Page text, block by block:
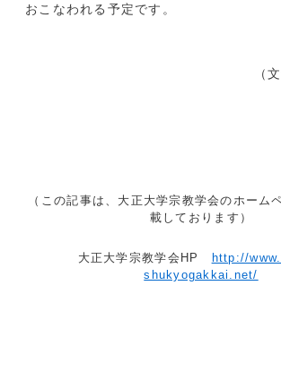
おこなわれる予定です。
（
（この記事は、大正大学宗教学会のホーム
載しております）
大正大学宗教学会HP
http://
shukyogakkai.net/